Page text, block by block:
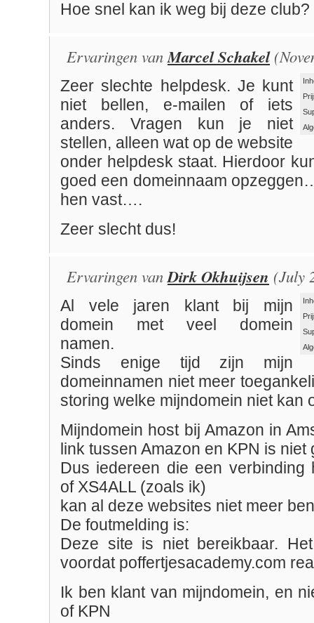
Hoe snel kan ik weg bij deze club?
Ervaringen vanMarcel Schakel
Zeer slechte helpdesk. Je kunt
niet bellen, e-mailen of iets
anders. Vragen kun je niet
stellen, alleen wat op de website
onder helpdesk staat. Hierdoor
goed een domeinnaam
hen vast….
Zeer slecht dus!
Ervaringen vanDirk Okhuijsen (July
Al vele jaren klant bij mijn
domein met veel domein
namen.
Sinds enige tijd zijn mijn
domeinnamen niet meer
storing welke mijndomein niet kan
Mijndomein host bij Amazon in
link tussen Amazon en KPN is niet
Dus iedereen die een verbinding
of XS4ALL (zoals ik)
kan al deze websites niet meer
De foutmelding is:
Deze site is niet bereikbaar.
voordat poffertjesacademy.com
Ik ben klant van mijndomein, en
of KPN